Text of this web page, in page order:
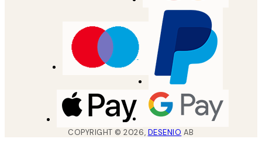
COPYRIGHT ©2026, DESENIO AB